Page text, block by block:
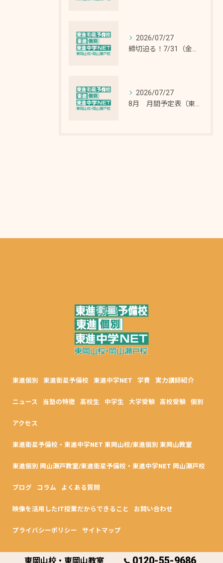
2026/07/27
2026/07/27
東岡山校・東岡山教室
東進個別 東進衛星予備校 東進中学NET 学費 実力講師紹介
ニュース 当塾の特徴 高校生 中学生 大学受験 高校受験 個別
アクセス
東進衛星予備校・東進中学NET 東岡山校/東進個別 東岡山教室
東進個別 岡山瀬戸教室/東進衛星予備校・東進中学NET 岡山瀬戸校
ブログ コラム よくある質問
映像を活用したIT授業だからできること お問い合わせ
プライバシーポリシー サイトマップ
© 2026 岡山県岡山市の塾なら東進個別 東岡山教室・東進中学NET/東進衛